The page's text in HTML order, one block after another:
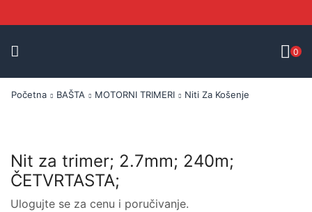
0
Početna BAŠTA MOTORNI TRIMERI Niti Za Košenje
Nit za trimer; 2.7mm; 240m;
ČETVRTASTA;
Ulogujte se za cenu i poručivanje.